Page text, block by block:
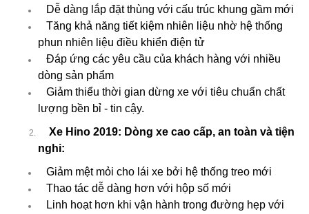
Dễ dàng lắp đặt thùng với cấu trúc khung gầm mới
Tăng khả năng tiết kiệm nhiên liệu nhờ hệ thống
phun nhiên liệu điều khiển điện tử
Đáp ứng các yêu cầu của khách hàng với nhiều
dòng sản phẩm
Giảm thiểu thời gian dừng xe với tiêu chuẩn chất
lượng bền bỉ - tin cậy.
Xe Hino 2019: Dòng xe cao cấp, an toàn và tiện
nghi:
Giảm mệt mỏi cho lái xe bởi hệ thống treo mới
Thao tác dễ dàng hơn với hộp số mới
Linh hoạt hơn khi vận hành trong đường hẹp với